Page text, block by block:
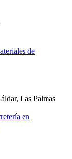
de
Las Palmas
en